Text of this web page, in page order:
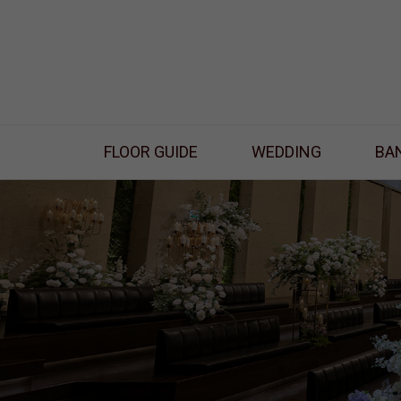
FLOOR GUIDE WEDDING